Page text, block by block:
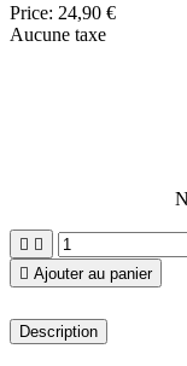
Price: 24,90 €
Aucune taxe
 
 Ajouter au panier
Description